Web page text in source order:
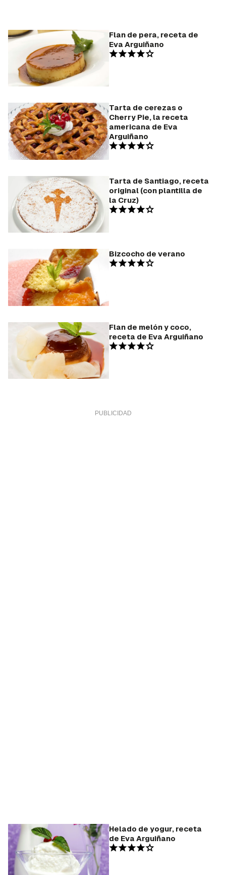
Guardar como favorito
Flan de pera, receta de
Eva Arguiñano
Tarta de cerezas o
Cherry Pie, la receta
americana de Eva
Arguiñano
Tarta de Santiago, receta
original (con plantilla de
la Cruz)
Bizcocho de verano
Flan de melón y coco,
receta de Eva Arguiñano
Helado de yogur, receta
de Eva Arguiñano